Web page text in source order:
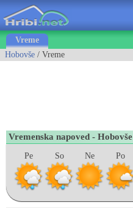
Vreme
Hobovše / Vreme
Vremenska napoved - Hobovše
Pe So Ne Po